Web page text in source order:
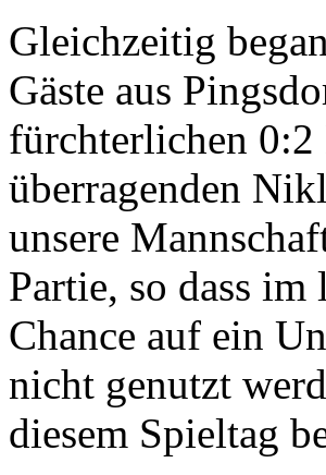
Gleichzeitig
Gäste aus
fürchterlichen
überragenden
unsere
Partie, so dass
Chance auf ein
nicht genutzt
diesem Spieltag